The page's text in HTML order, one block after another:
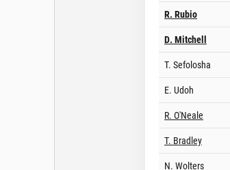
R. Rubio
D. Mitchell
T. Sefolosha
E. Udoh
R. O'Neale
T. Bradley
N. Wolters